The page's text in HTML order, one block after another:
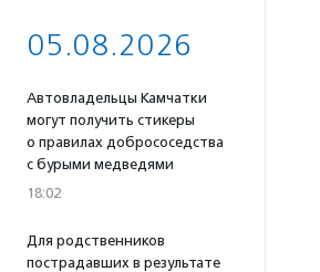
05.08.2026
Автовладельцы Камчатки
могут получить стикеры
о правилах добрососедства
с бурыми медведями
18:02
Для родственников
пострадавших в результате